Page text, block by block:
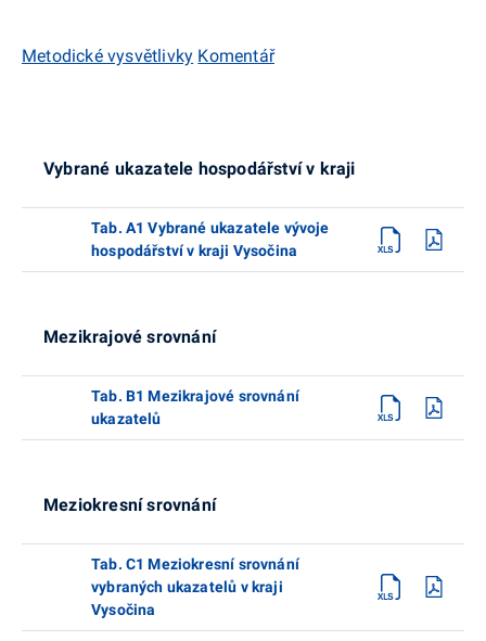
Metodické vysvětlivky Komentář
Vybrané ukazatele hospodářství v kraji
Tab. A1 Vybrané ukazatele vývoje
hospodářství v kraji Vysočina
Mezikrajové srovnání
Tab. B1 Mezikrajové srovnání
ukazatelů
Meziokresní srovnání
Tab. C1 Meziokresní srovnání
vybraných ukazatelů v kraji
Vysočina